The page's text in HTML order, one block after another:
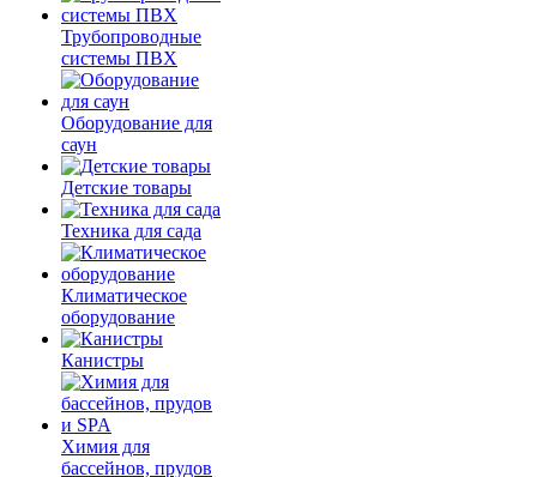
Трубопроводные
системы ПВХ
Оборудование для
саун
Детские товары
Техника для сада
Климатическое
оборудование
Канистры
Химия для
бассейнов, прудов